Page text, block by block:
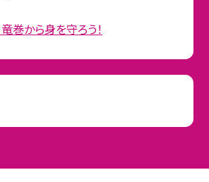
巻から身を守ろう！